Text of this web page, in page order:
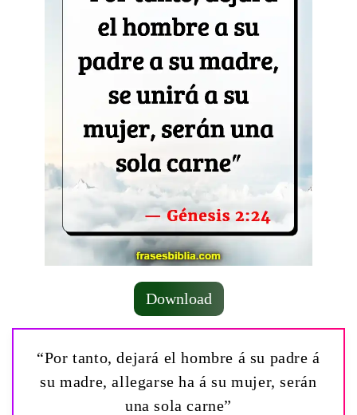
Download
“Por tanto, dejará el hombre á su padre á
su madre, allegarse ha á su mujer, serán
una sola carne”